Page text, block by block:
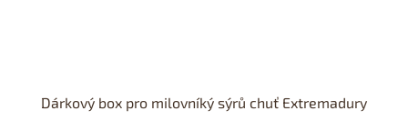
Dárkový box pro milovníký sýrů chuť Extremadury